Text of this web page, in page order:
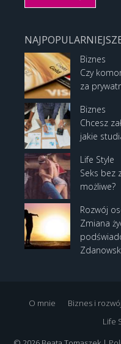
Biznes
Czy
za
Biznes
Chcesz
jakie
Life Style
Seks bez
możliwe?
Rozwój
Zmiana
O mnie Biznes i
Life